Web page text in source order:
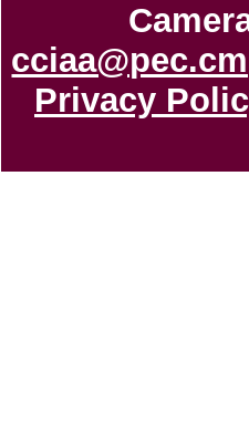
Privacy